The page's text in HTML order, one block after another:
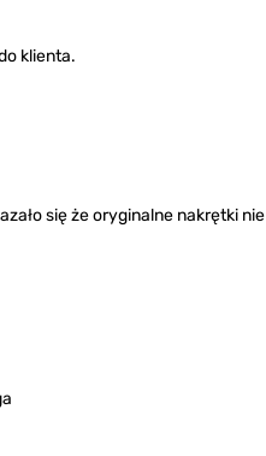
klienta.
się że oryginalne nakrętki